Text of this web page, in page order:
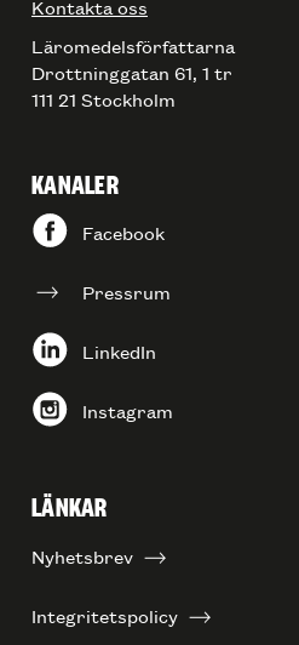
Kontakta oss
Läromedelsförfattarna
Drottninggatan 61, 1 tr
111 21 Stockholm
KANALER
Facebook
Pressrum
LinkedIn
Instagram
LÄNKAR
Nyhetsbrev
Integritetspolicy